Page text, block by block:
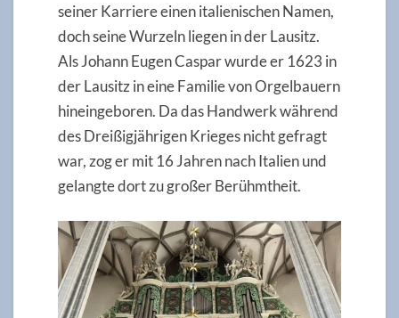
seiner Karriere einen italienischen Namen,
doch seine Wurzeln liegen in der Lausitz.
Als Johann Eugen Caspar wurde er 1623 in
der Lausitz in eine Familie von Orgelbauern
hineingeboren. Da das Handwerk während
des Dreißigjährigen Krieges nicht gefragt
war, zog er mit 16 Jahren nach Italien und
gelangte dort zu großer Berühmtheit.